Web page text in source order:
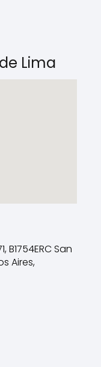
Lima
San
Aires,